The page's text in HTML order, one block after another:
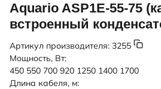
Aquario ASP1E-55-75
встроенный
Артикул производителя: 3255
Мощность, Вт:
450 550 700 920 1250 1400 1700
Длина кабеля, м: